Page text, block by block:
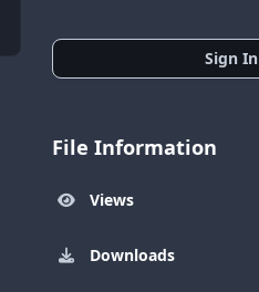
Sign In
File Information
Views
Downloads